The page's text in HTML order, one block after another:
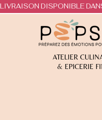
LIVRAISON DISPONIBLE
ATELIER
& EPICERIE